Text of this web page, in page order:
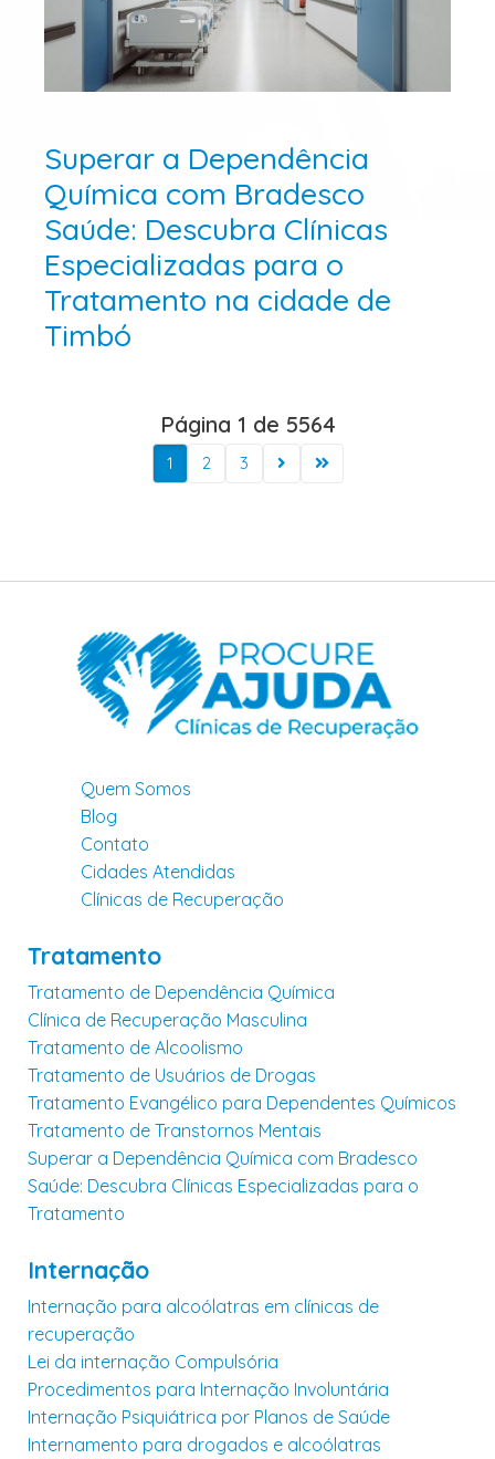
Superar a Dependência
Química com Bradesco
Saúde: Descubra Clínicas
Especializadas para o
Tratamento na cidade de
Timbó
Página 1 de 5564
1 2 3
Quem Somos
Blog
Contato
Cidades Atendidas
Clínicas de Recuperação
Tratamento
Tratamento de Dependência Química
Clínica de Recuperação Masculina
Tratamento de Alcoolismo
Tratamento de Usuários de Drogas
Tratamento Evangélico para Dependentes Químicos
Tratamento de Transtornos Mentais
Superar a Dependência Química com Bradesco
Saúde: Descubra Clínicas Especializadas para o
Tratamento
Internação
Internação para alcoólatras em clínicas de
recuperação
Lei da internação Compulsória
Procedimentos para Internação Involuntária
Internação Psiquiátrica por Planos de Saúde
Internamento para drogados e alcoólatras